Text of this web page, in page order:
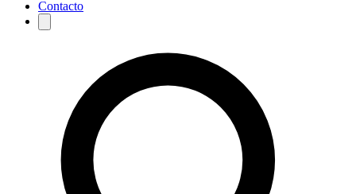
Contacto